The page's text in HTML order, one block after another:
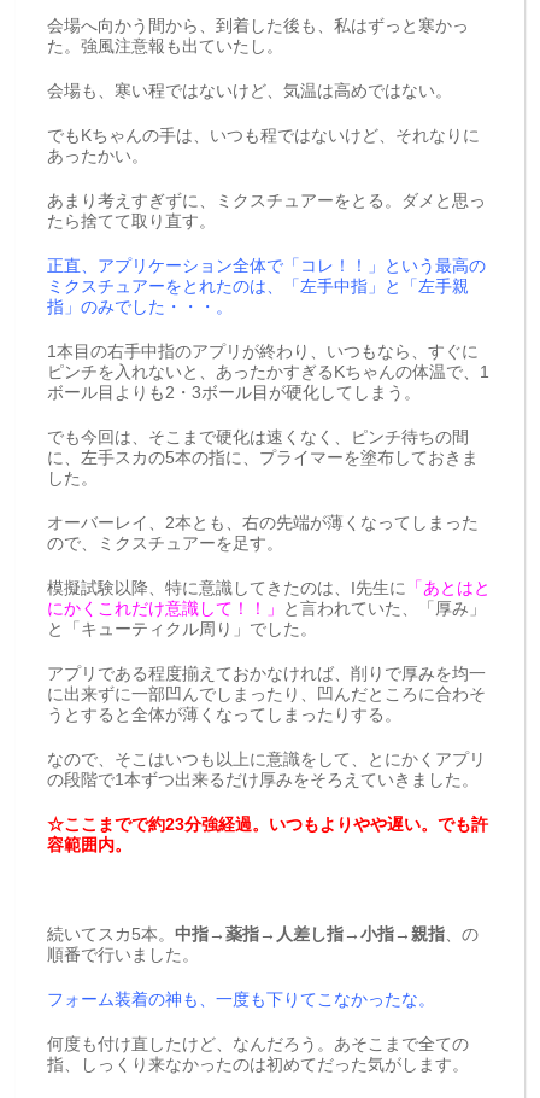
会場へ向かう間から、到着した後も、私はずっと寒かっ
た。強風注意報も出ていたし。
会場も、寒い程ではないけど、気温は高めではない。
でもKちゃんの手は、いつも程ではないけど、それなりに
あったかい。
あまり考えすぎずに、ミクスチュアーをとる。ダメと思っ
たら捨てて取り直す。
正直、アプリケーション全体で「コレ！！」という最高の
ミクスチュアーをとれたのは、「左手中指」と「左手親
指」のみでした・・・。
1本目の右手中指のアプリが終わり、いつもなら、すぐに
ピンチを入れないと、あったかすぎるKちゃんの体温で、1
ボール目よりも2・3ボール目が硬化してしまう。
でも今回は、そこまで硬化は速くなく、ピンチ待ちの間
に、左手スカの5本の指に、プライマーを塗布しておきま
した。
オーバーレイ、2本とも、右の先端が薄くなってしまった
ので、ミクスチュアーを足す。
模擬試験以降、特に意識してきたのは、I先生に
「あとはと
にかくこれだけ意識して！！」 と言われていた、「厚み」
と「キューティクル周り」でした。
アプリである程度揃えておかなければ、削りで厚みを均一
に出来ずに一部凹んでしまったり、凹んだところに合わそ
うとすると全体が薄くなってしまったりする。
なので、そこはいつも以上に意識をして、とにかくアプリ
の段階で1本ずつ出来るだけ厚みをそろえていきました。
☆ここまでで約23分強経過。いつもよりやや遅い。でも許
容範囲内。
続いてスカ5本。中指→薬指→人差し指→小指→親指 、の
順番で行いました。
フォーム装着の神も、一度も下りてこなかったな。
何度も付け直したけど、なんだろう。あそこまで全ての
指、しっくり来なかったのは初めてだった気がします。